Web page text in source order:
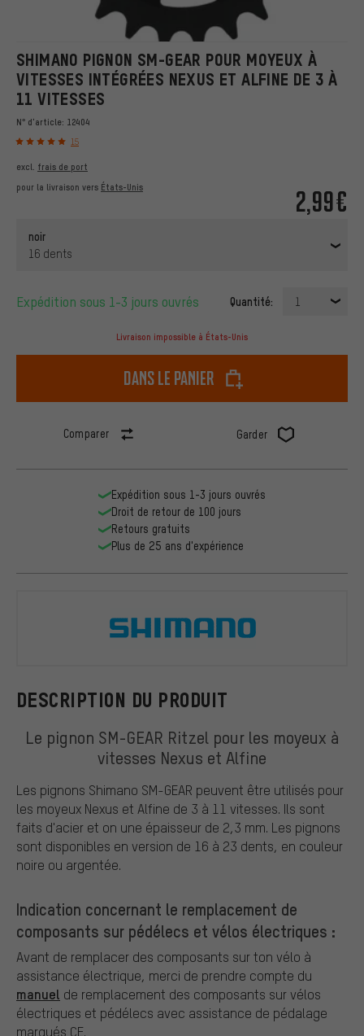
SHIMANO PIGNON SM-GEAR POUR MOYEUX À
VITESSES INTÉGRÉES NEXUS ET ALFINE DE 3 À
11 VITESSES
N° d'article: 12404
15
2,99€
excl. frais de port
pour la livraison vers États-Unis
noir
16 dents
Expédition sous 1-3 jours ouvrés Quantité: 1
Livraison impossible à États-Unis
dans le panier
Comparer Garder
DESCRIPTION DU PRODUIT
Le pignon SM-GEAR Ritzel pour les moyeux à
vitesses Nexus et Alfine
Les pignons Shimano SM-GEAR peuvent être utilisés pour
les moyeux Nexus et Alfine de 3 à 11 vitesses. Ils sont
faits d'acier et on une épaisseur de 2,3 mm. Les pignons
sont disponibles en version de 16 à 23 dents, en couleur
noire ou argentée.
Indication concernant le remplacement de
composants sur pédélecs et vélos électriques :
Avant de remplacer des composants sur ton vélo à
assistance électrique, merci de prendre compte du
manuel de remplacement des composants sur vélos
électriques et pédélecs avec assistance de pédalage
marqués CE.
Expédition sous 1-3 jours ouvrés
Droit de retour de 100 jours
Retours gratuits
Plus de 25 ans d'expérience
Shimano